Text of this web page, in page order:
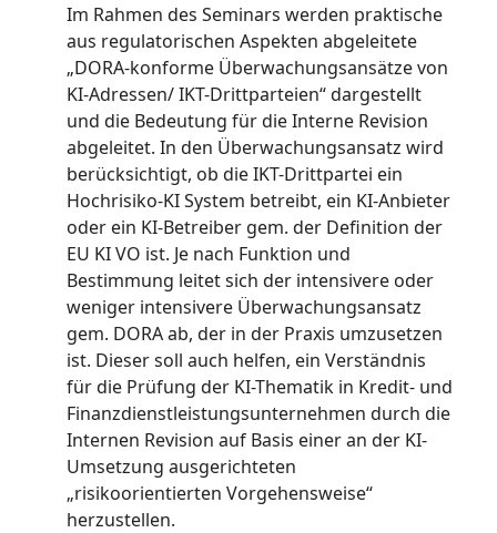
Im Rahmen des Seminars werden praktische
aus regulatorischen Aspekten abgeleitete
„DORA-konforme Überwachungsansätze von
KI-Adressen/ IKT-Drittparteien“ dargestellt
und die Bedeutung für die Interne Revision
abgeleitet. In den Überwachungsansatz wird
berücksichtigt, ob die IKT-Drittpartei ein
Hochrisiko-KI System betreibt, ein KI-Anbieter
oder ein KI-Betreiber gem. der Definition der
EU KI VO ist. Je nach Funktion und
Bestimmung leitet sich der intensivere oder
weniger intensivere Überwachungsansatz
gem. DORA ab, der in der Praxis umzusetzen
ist. Dieser soll auch helfen, ein Verständnis
für die Prüfung der KI-Thematik in Kredit- und
Finanzdienstleistungsunternehmen durch die
Internen Revision auf Basis einer an der KI-
Umsetzung ausgerichteten
„risikoorientierten Vorgehensweise“
herzustellen.